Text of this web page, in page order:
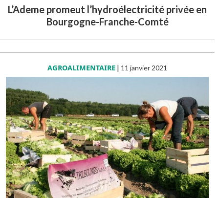
L’Ademe promeut l’hydroélectricité privée en
Bourgogne-Franche-Comté
AGROALIMENTAIRE | 11 janvier 2021